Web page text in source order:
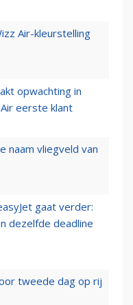
Air-kleurstelling
opwachting in
eerste klant
naam vliegveld van
gaat verder:
dezelfde deadline
tweede dag op rij